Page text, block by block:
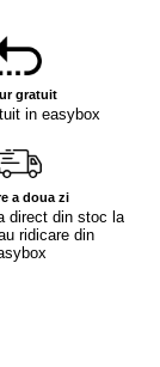
gratuit
in easybox
a doua zi
direct din stoc la
ridicare din